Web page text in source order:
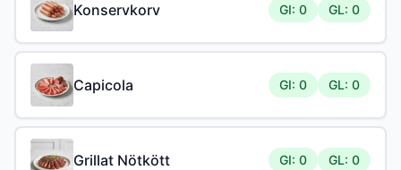
Konservkorv GI: 0 GL: 0
Capicola GI: 0 GL: 0
Grillat Nötkött GI: 0 GL: 0